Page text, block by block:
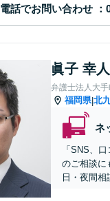
電話でお問い合わせ
眞子 幸人
弁護士法人大
福岡県|北
ネ
「SNS、
のご相談に
日・夜間相